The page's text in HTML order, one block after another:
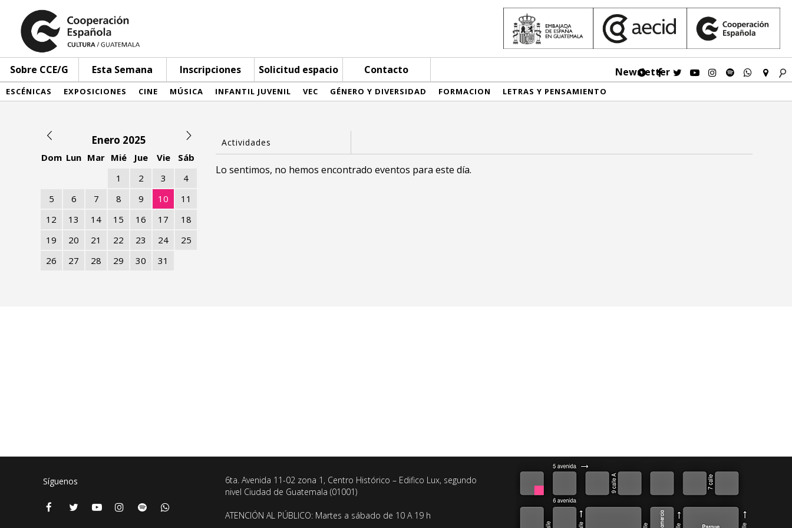
Sobre CCE/G Esta Semana Inscripciones Solicitud espacio Contacto Newsletter
ESCÉNICAS EXPOSICIONES CINE MÚSICA INFANTIL JUVENIL VEC GÉNERO Y DIVERSIDAD FORMACION LETRAS Y PENSAMIENTO
Enero 2025
Dom Lun Mar Mié Jue Vie
Sáb
1
2 3
4
5
6 7 8 9 10
11
12
13 14 15 16 17
18
19
20 21 22 23 24
25
26
27 28 29 30 31
Lo sentimos, no hemos encontrado eventos para este día.
Síguenos
6ta. Avenida 11-02 zona 1, Centro Histórico – Edifico Lux, segundo
nivel Ciudad de Guatemala (01001)
ATENCIÓN AL PÚBLICO: Martes a sábado de 10 A 19 h